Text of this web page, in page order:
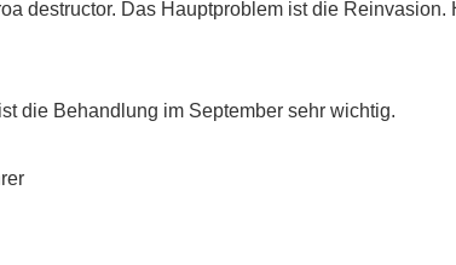
destructor. Das Hauptproblem ist die Reinvasion.
die Behandlung im September sehr wichtig.